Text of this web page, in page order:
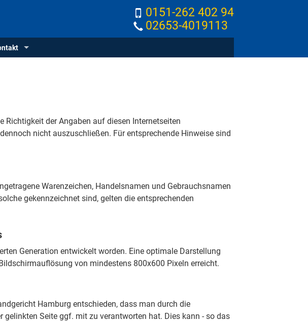
0151-262 402 94
02653-4019113
Richtigkeit der Angaben auf diesen Internetseiten
nicht auszuschließen. Für entsprechende Hinweise sind
Warenzeichen, Handelsnamen und Gebrauchsnamen
gekennzeichnet sind, gelten die entsprechenden
Generation entwickelt worden. Eine optimale Darstellung
von mindestens 800x600 Pixeln erreicht.
Hamburg entschieden, dass man durch die
gelinkten Seite ggf. mit zu verantworten hat. Dies kann - so das